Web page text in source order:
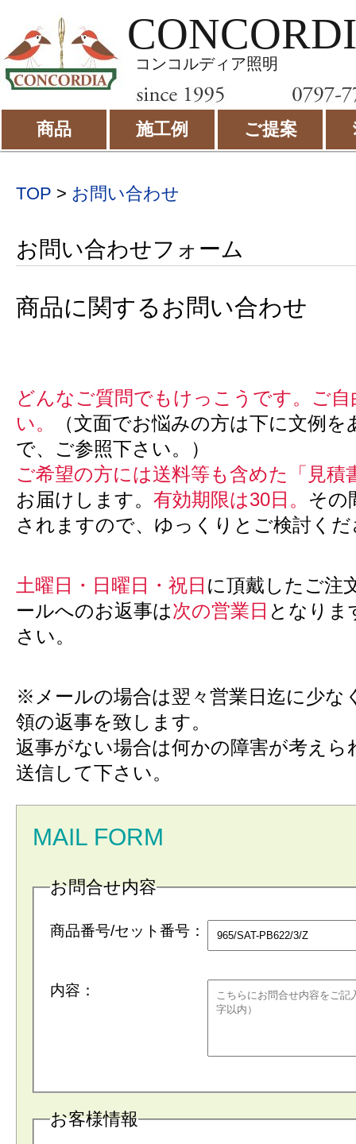
コンコルディア照明
商品 施工例 ご提案
TOP > お問い合わせ
お問い合わせフォーム
商品に関するお問い合わせ
どんなご質問でもけっこうです。ご
い。
（文面でお悩みの方は下に文例
で、ご参照下さい。）
ご希望の方には送料等も含めた「見積
お届けします。 有効期限は30日。 その
されますので、ゆっくりとご検討く
土曜日・日曜日・祝日 に頂戴したご注
ールへのお返事は次の営業日 となりま
さい。
※メールの場合は翌々営業日迄に少な
領の返事を致します。
返事がない場合は何かの障害が考えら
送信して下さい。
MAIL FORM
お問合せ内容
商品番号/セット番号：
内容：
お客様情報